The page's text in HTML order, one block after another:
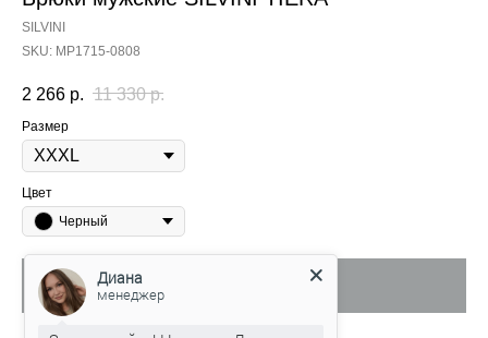
SILVINI
SKU: MP1715-0808
2 266 р. 11 330 р.
Размер
Цвет
Черный
Диана
менеджер